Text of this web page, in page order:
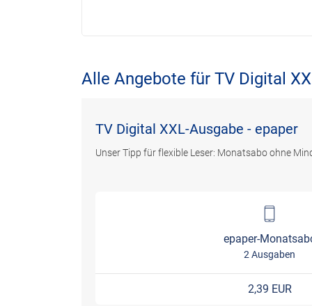
Alle Angebote für TV Digital
TV Digital XXL-Ausgabe - epaper
Unser Tipp für flexible Leser: Monatsabo ohne
epaper-
2 Ausgaben
2,39 EUR